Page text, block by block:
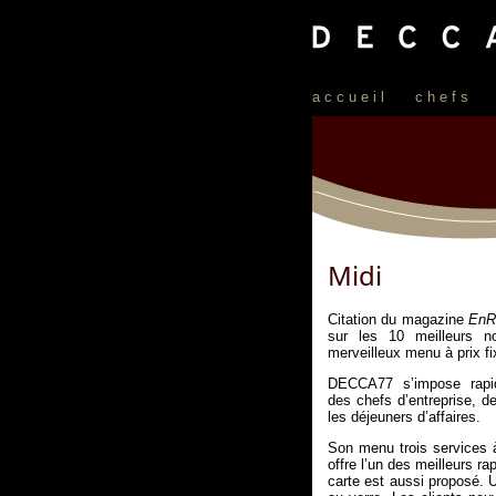
accueil chefs
Midi
Citation du magazine
sur les 10 meilleurs
merveilleux menu à prix
DECCA77 s’impose
des chefs d’entreprise,
les déjeuners d’affaires.
Son menu trois services
offre l’un des meilleurs
carte est aussi proposé.